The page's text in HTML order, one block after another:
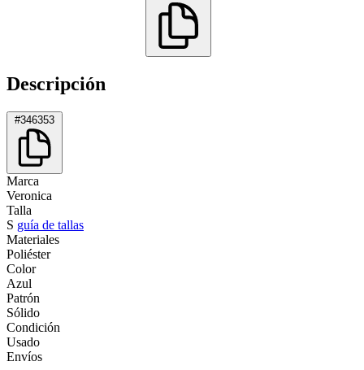
Descripción
#346353
Marca
Veronica
Talla
S guía de tallas
Materiales
Poliéster
Color
Azul
Patrón
Sólido
Condición
Usado
Envíos